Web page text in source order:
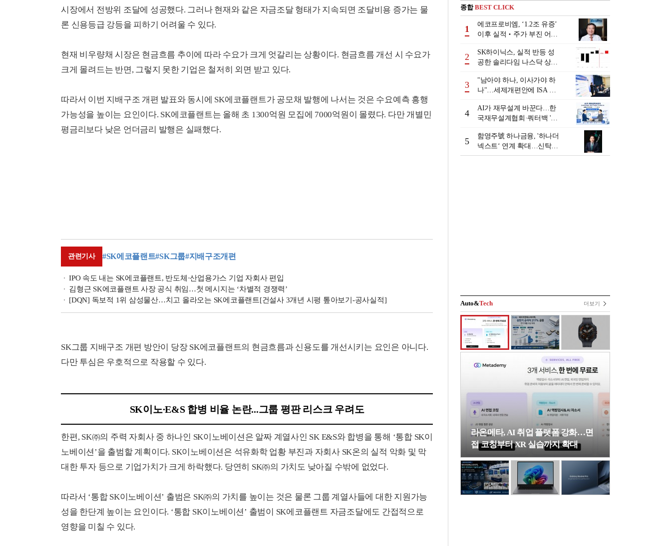
시장에서 전방위 조달에 성공했다. 그러나 현재와 같은 자금조달 형태가 지속되면 조달비용 증가는 물
론 신용등급 강등을 피하기 어려울 수 있다.
현재 비우량채 시장은 현금흐름 추이에 따라 수요가 크게 엇갈리는 상황이다. 현금흐름 개선 시 수요가
크게 몰려드는 반면, 그렇지 못한 기업은 철저히 외면 받고 있다.
따라서 이번 지배구조 개편 발표와 동시에 SK에코플랜트가 공모채 발행에 나서는 것은 수요예측 흥행
가능성을 높이는 요인이다. SK에코플랜트는 올해 초 1300억원 모집에 7000억원이 몰렸다. 다만 개별민
평금리보다 낮은 언더금리 발행은 실패했다.
관련기사 #SK에코플랜트#SK그룹#지배구조개편
IPO 속도 내는 SK에코플랜트, 반도체·산업용가스 기업 자회사 편입
김형근 SK에코플랜트 사장 공식 취임…첫 메시지는 ‘차별적 경쟁력’
[DQN] 독보적 1위 삼성물산…치고 올라오는 SK에코플랜트[건설사 3개년 시평 톺아보기-공사실적]
SK그룹 지배구조 개편 방안이 당장 SK에코플랜트의 현금흐름과 신용도를 개선시키는 요인은 아니다.
다만 투심은 우호적으로 작용할 수 있다.
SK이노∙E&S 합병 비율 논란...그룹 평판 리스크 우려도
한편, SK㈜의 주력 자회사 중 하나인 SK이노베이션은 알짜 계열사인 SK E&S와 합병을 통해 ‘통합 SK이
노베이션’을 출범할 계획이다. SK이노베이션은 석유화학 업황 부진과 자회사 SK온의 실적 악화 및 막
대한 투자 등으로 기업가치가 크게 하락했다. 당연히 SK㈜의 가치도 낮아질 수밖에 없었다.
따라서 ‘통합 SK이노베이션’ 출범은 SK㈜의 가치를 높이는 것은 물론 그룹 계열사들에 대한 지원가능
성을 한단계 높이는 요인이다. ‘통합 SK이노베이션’ 출범이 SK에코플랜트 자금조달에도 간접적으로
영향을 미칠 수 있다.
종합BEST CLICK
1
에코프로비엠, ‘1.2조 유증’
이후 실적‧주가 부진 어쩌
2
SK하이닉스, 실적 반등 성
공한 솔리다임 나스닥 상장
3
"남아야 하나, 이사가야 하
나"…세제개편안에 ISA 투
4
AI가 재무설계 바꾼다…한
국재무설계협회·쿼터백 '베
5
함영주號 하나금융, '하나더
넥스트‘ 연계 확대…신탁수
수료 2배 증가 효과 [금융 시
Auto&Tech 더보기
라온메타, AI 취업 플랫폼 강화…면
접 코칭부터 XR 실습까지 확대